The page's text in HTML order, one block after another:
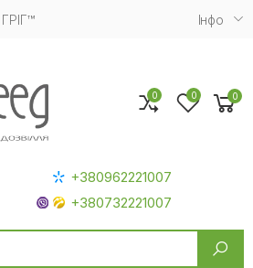
Iнфо
menu
+380962221007
+380732221007
0 0 0